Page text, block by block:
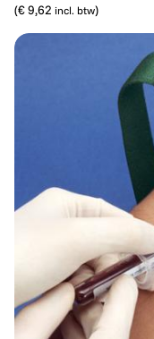
(€ 9,62 incl. btw)